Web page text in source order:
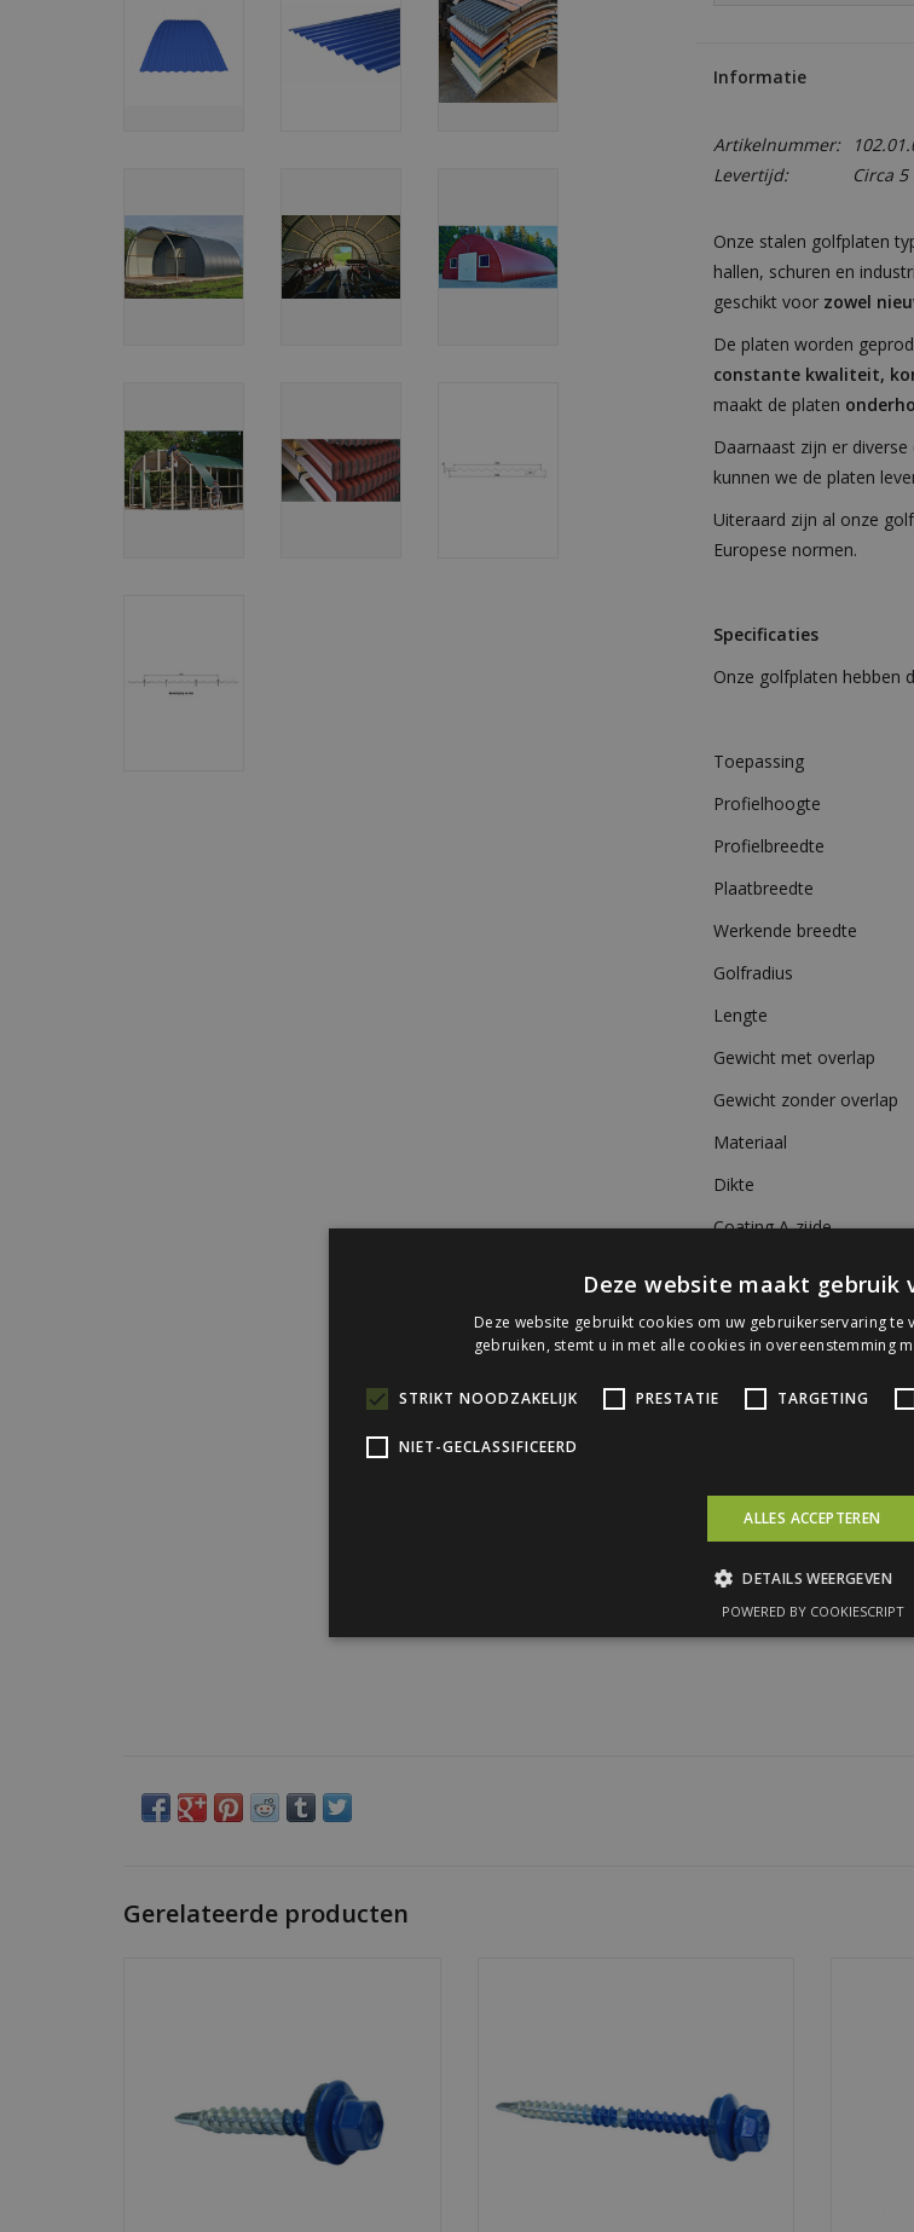
Informatie
Artikelnummer:
Levertijd:
Circa
Onze stalen golfplaten
hallen, schuren en
geschikt voor zowel
De platen worden
constante kwaliteit,
maakt de platen
Daarnaast zijn er
kunnen we de platen
Uiteraard zijn al onze
Europese normen.
Specificaties
Onze golfplaten hebben
Toepassing
Profielhoogte
Profielbreedte
Plaatbreedte
Werkende breedte
Golfradius
Lengte
Gewicht met overlap
Gewicht zonder overlap
Materiaal
Dikte
Coating A-zijde
Brandklasse
Garantie
Bevestiging
Downloads:
Datablad Golfplaat 76/
Montagehandleiding
Gerelateerde producten
TOEVOEGEN AAN WINKELWAGEN
op
Deze website maakt gebruik
Deze website gebruikt cookies om uw gebruikerservaring
gebruiken, stemt u in met alle cookies in overeenstemming
STRIKT NOODZAKELIJK PRESTATIE TARGETING
NIET-GECLASSIFICEERD
ALLES ACCEPTEREN
DETAILS WEERGEVEN
POWERED BY COOKIESCRIPT